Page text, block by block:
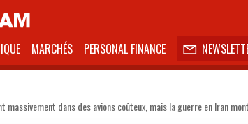
MARCHÉS PERSONAL FINANCE 
massivement dans des avions coûteux, mais la guerre en Iran